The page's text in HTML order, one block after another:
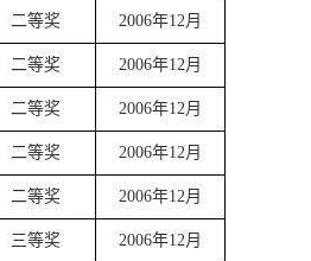
二等奖 2006年12月
二等奖 2006年12月
二等奖 2006年12月
二等奖 2006年12月
二等奖 2006年12月
三等奖 2006年12月